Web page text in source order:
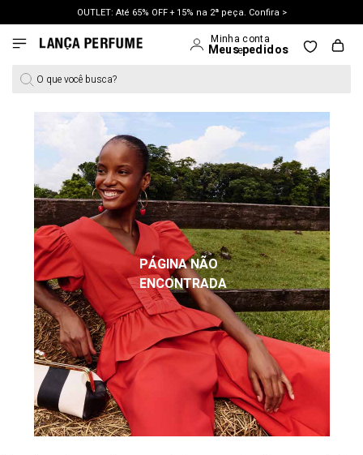
OUTLET: Até 65% OFF + 15% na 2ª peça. Confira >
LANÇAMENTO PRIMAVERA 27. Clique e aproveite.
O que você busca?
PÁGINA NÃO
ENCONTRADA